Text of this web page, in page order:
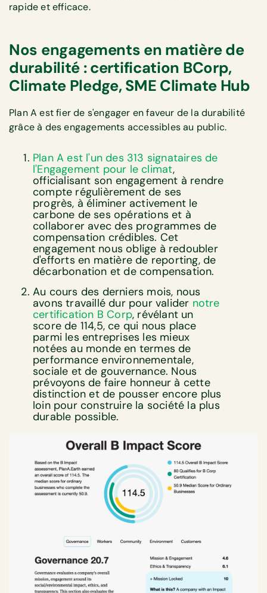
rapide et efficace.
Nos engagements en matière de
durabilité : certification BCorp,
Climate Pledge, SME Climate Hub
Plan A est fier de s'engager en faveur de la durabilité
grâce à des engagements accessibles au public.
Plan A est l'un des 313 signataires de
l'Engagement pour le climat,
officialisant son engagement à rendre
compte régulièrement de ses
progrès, à éliminer activement le
carbone de ses opérations et à
collaborer avec des programmes de
compensation crédibles. Cet
engagement nous oblige à redoubler
d'efforts en matière de reporting, de
décarbonation et de compensation.
Au cours des derniers mois, nous
avons travaillé dur pour valider notre
certification B Corp, révélant un
score de 114,5, ce qui nous place
parmi les entreprises les mieux
notées au monde en termes de
performance environnementale,
sociale et de gouvernance. Nous
prévoyons de faire honneur à cette
distinction et de pousser encore plus
loin pour construire la société la plus
durable possible.